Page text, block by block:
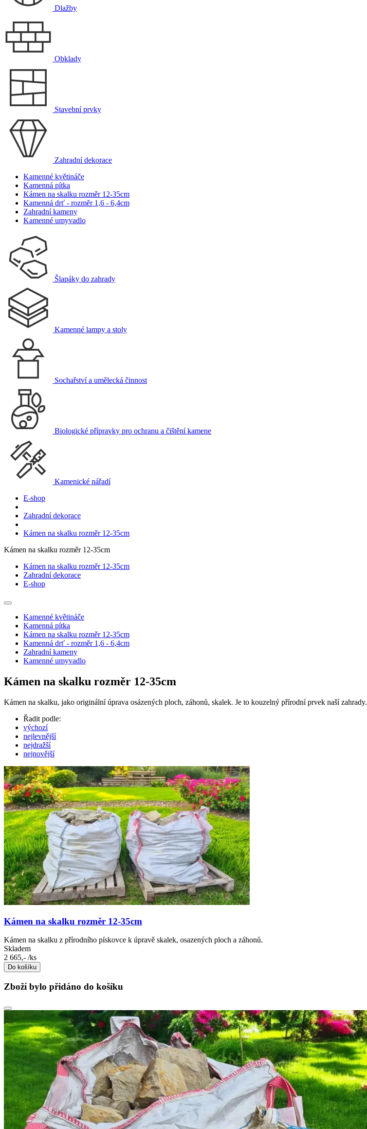
Dlažby
Obklady
Stavební prvky
Zahradní dekorace
Kamenné květináče
Kamenná pítka
Kámen na skalku rozměr 12-35cm
Kamenná drť - rozměr 1,6 - 6,4cm
Zahradní kameny
Kamenné umyvadlo
Šlapáky do zahrady
Kamenné lampy a stoly
Sochařství a umělecká činnost
Biologické přípravky pro ochranu a čištění kamene
Kamenické nářadí
E-shop
Zahradní dekorace
Kámen na skalku rozměr 12-35cm
Kámen na skalku rozměr 12-35cm
Kámen na skalku rozměr 12-35cm
Zahradní dekorace
E-shop
Kamenné květináče
Kamenná pítka
Kámen na skalku rozměr 12-35cm
Kamenná drť - rozměr 1,6 - 6,4cm
Zahradní kameny
Kamenné umyvadlo
Kámen na skalku rozměr 12-35cm
Kámen na skalku, jako originální úprava osázených ploch, záhonů, skalek. Je to kouzelný přírodní prvek naší zahrady.
Řadit podle:
výchozí
nejlevnější
nejdražší
nejnovější
Kámen na skalku rozměr 12-35cm
Kámen na skalku z přírodního pískovce k úpravě skalek, osazených ploch a záhonů.
Skladem
2 665,- /ks
Do košíku
Zboží bylo přidáno do košíku